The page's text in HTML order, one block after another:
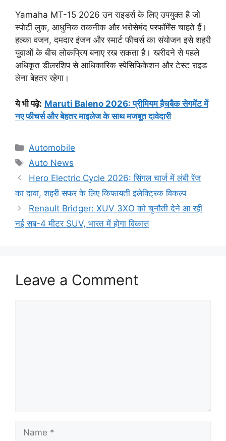
Yamaha MT-15 2026 उन राइडर्स के लिए उपयुक्त है जो
स्पोर्टी लुक, आधुनिक तकनीक और भरोसेमंद परफॉर्मेंस चाहते हैं।
हल्का वजन, दमदार इंजन और स्मार्ट फीचर्स का संयोजन इसे शहरी
युवाओं के बीच लोकप्रिय बनाए रख सकता है। खरीदने से पहले
अधिकृत डीलरशिप से आधिकारिक स्पेसिफिकेशन और टेस्ट राइड
लेना बेहतर रहेगा।
ये भी पढ़े: Maruti Baleno 2026: प्रीमियम हैचबैक सेगमेंट में
नए फीचर्स और बेहतर माइलेज के साथ मजबूत दावेदारी
Categories
Automobile
Tags
Auto News
Hero Electric Cycle 2026: सिंगल चार्ज में लंबी रेंज
का दावा, शहरी सफर के लिए किफायती इलेक्ट्रिक विकल्प
Renault Bridger: XUV 3XO को चुनौती देने आ रही
नई सब-4 मीटर SUV, भारत में होगा विकास
Leave a Comment